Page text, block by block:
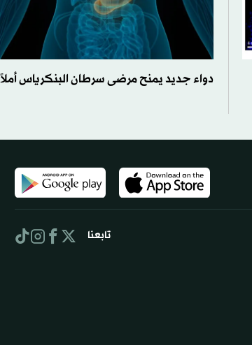
دواء جديد يمنح مرضى سرطان البنكرياس أملاً
تابعنا